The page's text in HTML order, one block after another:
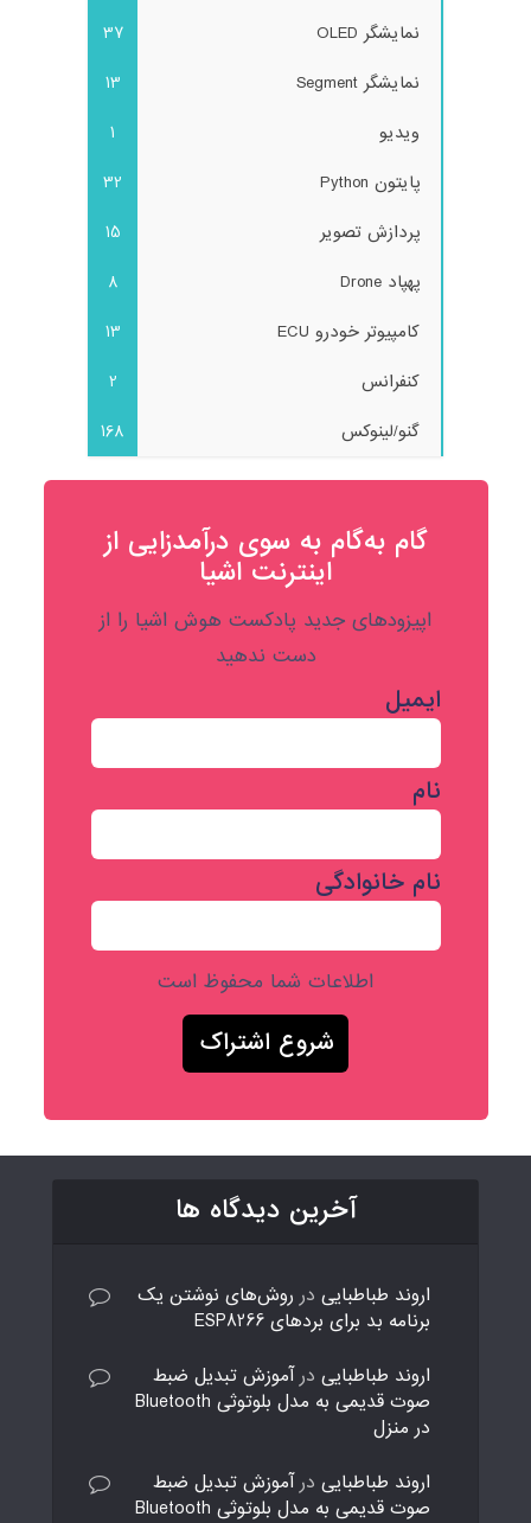
نمایشگر OLED
37
نمایشگر Segment
13
ویدیو
1
پایتون Python
32
پردازش تصویر
15
پهپاد Drone
8
کامپیوتر خودرو ECU
13
کنفرانس
2
گنو/لینوکس
168
گام به‌گام به‌ سوی درآمدزایی از
اینترنت اشیا
اپیزودهای جدید پادکست هوش اشیا را از
دست ندهید
ایمیل
نام
نام خانوادگی
اطلاعات شما محفوظ است
آخرین دیدگاه ها
اروند طباطبایی در روش‌های نوشتن یک
برنامه بد برای بردهای ESP8266
اروند طباطبایی درآموزش تبدیل ضبط
صوت قدیمی به مدل بلوتوثی Bluetooth
در منزل
اروند طباطبایی درآموزش تبدیل ضبط
صوت قدیمی به مدل بلوتوثی Bluetooth